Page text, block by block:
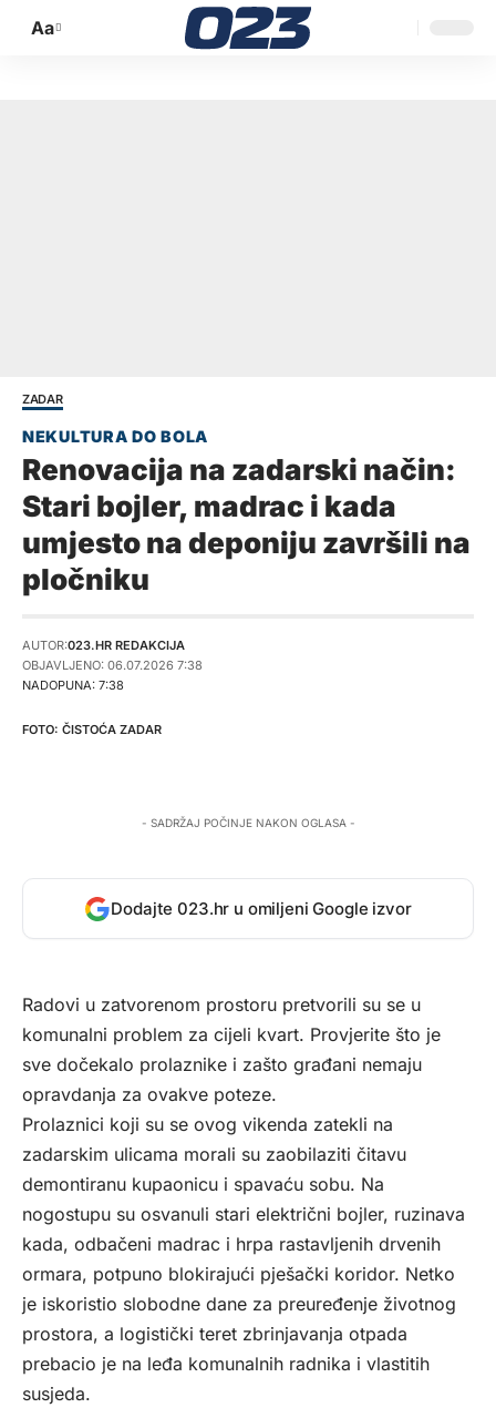
Promijeni
Aa
ZADAR
Renovacija na zadarski način:
Stari bojler, madrac i kada
umjesto na deponiju završili na
pločniku
NADOPUNA: 7:38
AUTOR:023.HR REDAKCIJA
OBJAVLJENO: 06.07.2026 7:38
ČISTOĆA ZADAR
- SADRŽAJ POČINJE NAKON OGLASA -
Dodajte 023.hr u omiljeni Google izvor
Radovi u zatvorenom prostoru pretvorili su se u
komunalni problem za cijeli kvart. Provjerite što je
sve dočekalo prolaznike i zašto građani nemaju
opravdanja za ovakve poteze.
Prolaznici koji su se ovog vikenda zatekli na
zadarskim ulicama morali su zaobilaziti čitavu
demontiranu kupaonicu i spavaću sobu. Na
nogostupu su osvanuli stari električni bojler, ruzinava
kada, odbačeni madrac i hrpa rastavljenih drvenih
ormara, potpuno blokirajući pješački koridor. Netko
je iskoristio slobodne dane za preuređenje životnog
prostora, a logistički teret zbrinjavanja otpada
prebacio je na leđa komunalnih radnika i vlastitih
susjeda.